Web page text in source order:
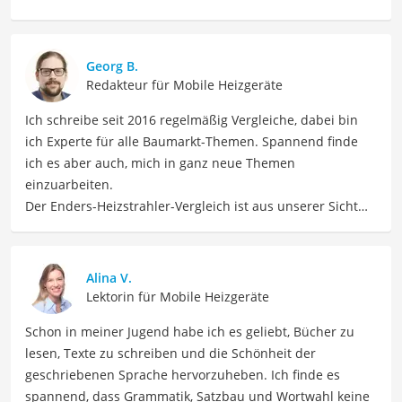
Georg B.
Redakteur für Mobile Heizgeräte
Ich schreibe seit 2016 regelmäßig Vergleiche, dabei bin
ich Experte für alle Baumarkt-Themen. Spannend finde
ich es aber auch, mich in ganz neue Themen
einzuarbeiten.
Der Enders-Heizstrahler-Vergleich ist aus unserer Sicht
Alina V.
Lektorin für Mobile Heizgeräte
Schon in meiner Jugend habe ich es geliebt, Bücher zu
lesen, Texte zu schreiben und die Schönheit der
geschriebenen Sprache hervorzuheben. Ich finde es
spannend, dass Grammatik, Satzbau und Wortwahl keine